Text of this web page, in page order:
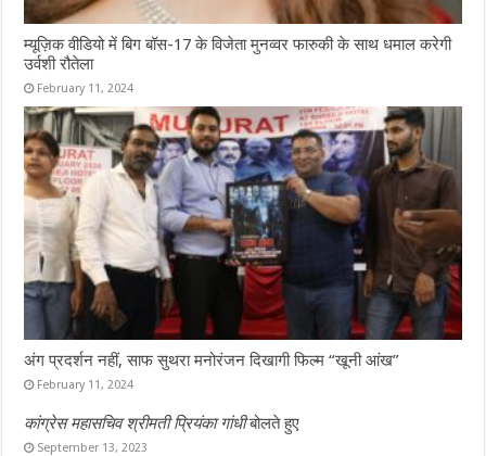
म्यूज़िक वीडियो में बिग बॉस-17 के विजेता मुनव्वर फारुकी के साथ धमाल करेगी
उर्वशी रौतेला
February 11, 2024
अंग प्रदर्शन नहीं, साफ सुथरा मनोरंजन दिखागी फिल्म “खूनी आंख”
February 11, 2024
कांग्रेस महासचिव श्रीमती प्रियंका गांधीबोलते हुए
September 13, 2023